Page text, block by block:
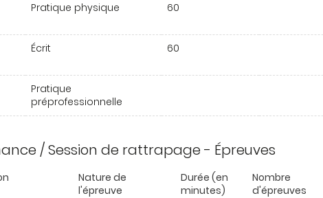
Pratique physique 60
Écrit 60
Pratique
préprofessionnelle
/ Session de rattrapage - Épreuves
Nature de
l'épreuve
Durée (en
minutes)
Nombre
d'épreuves